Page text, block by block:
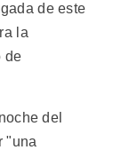
de este
la
de
del
"una